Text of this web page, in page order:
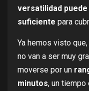
versatilidad
suficiente para
Ya hemos visto
no van a ser muy
moverse por un
minutos, un tiempo